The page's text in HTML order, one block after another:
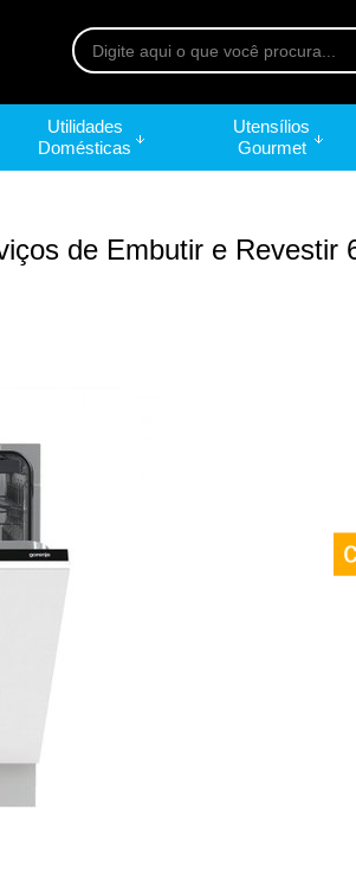
Utilidades
Domésticas
Utensílios
Gourmet
de Embutir e Revestir